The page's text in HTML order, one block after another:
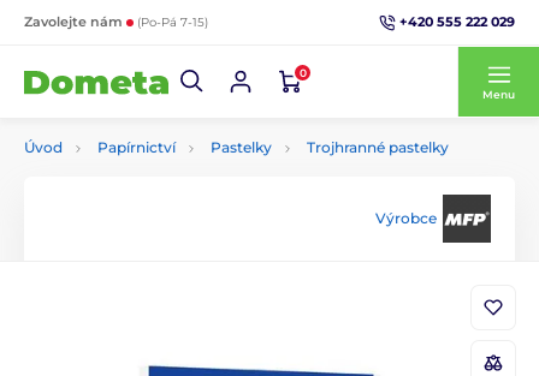
Zavolejte nám (Po-Pá 7-15) +420 555 222 029
0
Menu
Úvod Papírnictví Pastelky Trojhranné pastelky
Výrobce